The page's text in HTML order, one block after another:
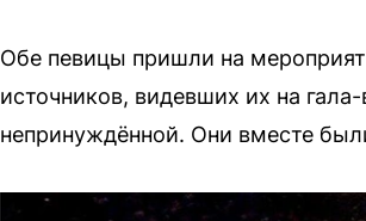
Обе певицы пришли на
источников, видевших их на
непринуждённой. Они вместе